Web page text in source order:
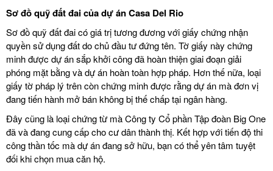
Sơ đồ quỹ đất đai củadự án Casa Del Rio
Sơ đồ quỹ đất đai có giá trị tương đương với giấy chứng nhận
quyền sử dụng đất do chủ đầu tư đứng tên. Tờ giấy này chứng
minh được dự án sắp khởi công đã hoàn thiện giai đoạn giải
phóng mặt bằng và dự án hoàn toàn hợp pháp. Hơn thế nữa, loại
giấy tờ pháp lý trên còn chứng minh được rằng dự án mà đơn vị
đang tiến hành mở bán không bị thế chấp tại ngân hàng.
Đây cũng là loại chứng từ mà Công ty Cổ phần Tập đoàn Big One
đã và đang cung cấp cho cư dân thành thị. Kết hợp với tiến độ thi
công thần tốc mà dự án đang sở hữu, bạn có thể yên tâm tuyệt
đối khi chọn mua căn hộ.